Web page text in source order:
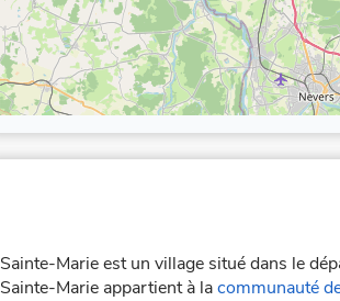
Sainte-Marie est un village situé dans le
Sainte-Marie appartient à lacommunauté